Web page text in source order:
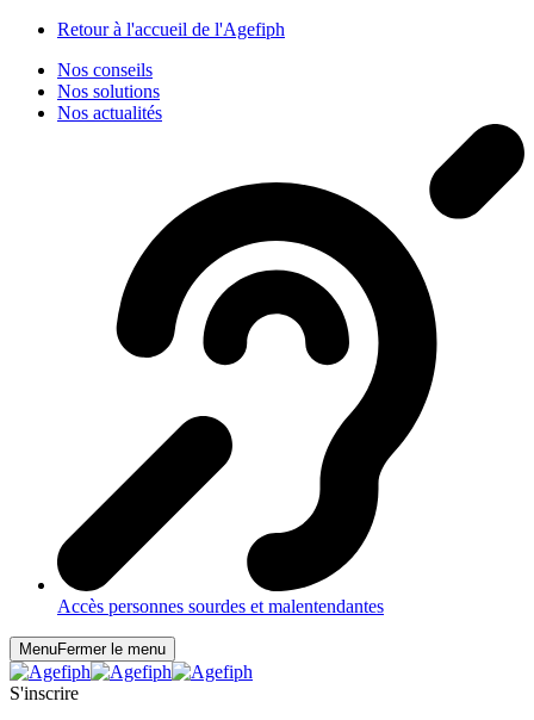
Retour à l'accueil de l'Agefiph
Nos conseils
Nos solutions
Nos actualités
Accès personnes sourdes et malentendantes
MenuFermer le menu
S'inscrire